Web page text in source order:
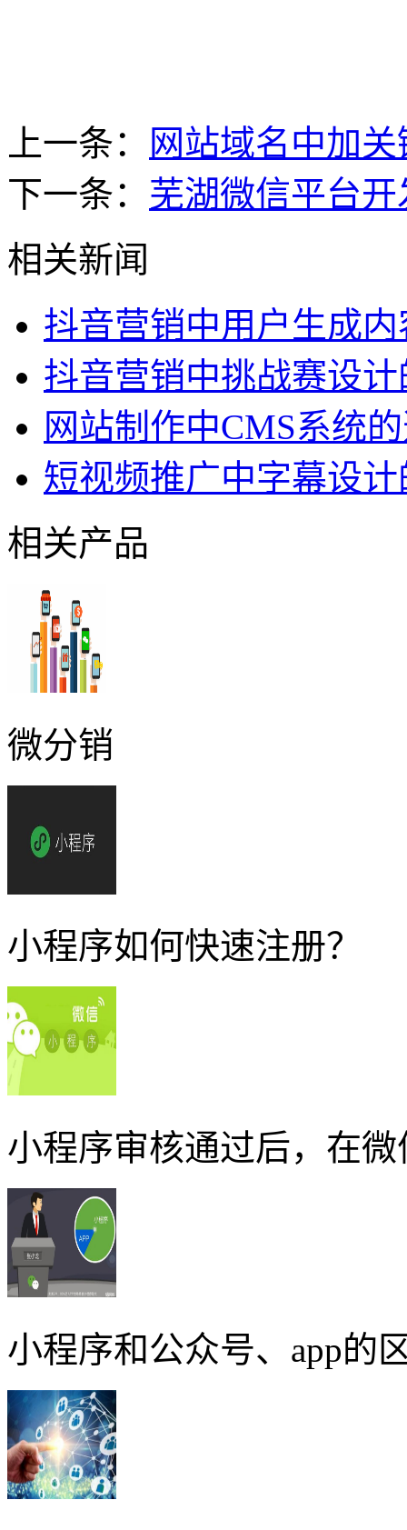
上一条：
网站域名中加
下一条： 芜湖微信平台
相关新闻
抖音营销中用户生成
抖音营销中挑战赛设
网站制作中CMS系统
短视频推广中字幕设
相关产品
微分销
小程序如何快速注册？
小程序审核通过后，在
小程序和公众号、app的